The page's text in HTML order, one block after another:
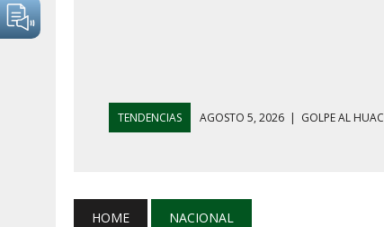
TENDENCIAS AGOSTO 4, 2026 | MAÑANERA
HOME NACIONAL